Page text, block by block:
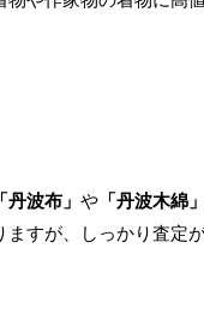
「丹波布」 や 「丹波木綿」
ますが、しっかり査定が